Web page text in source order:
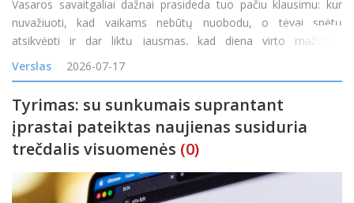
Vasaros savaitgaliai dažnai prasideda tuo pačiu klausimu: kur
nuvažiuoti, kad vaikams nebūtų nuobodu, o tėvai spėtų
atsikvėpti ir dar liktų jausmas, kad diena virto mažomis
atostogomis? Vienas tokių maršrutų veda į Ilzenbergo dvarą
Rokiškio rajone. Čia diena gali prasidėti šimta
Verslas 2026-07-17
Tyrimas: su sunkumais suprantant
įprastai pateiktas naujienas susiduria
trečdalis visuomenės (0)